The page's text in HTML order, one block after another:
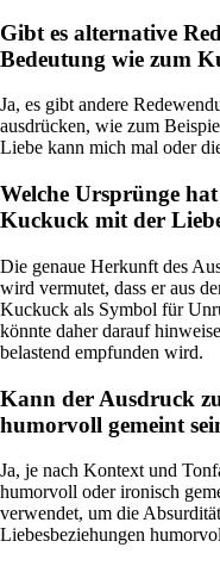
Gibt es alternative
Bedeutung wie zum
Ja, es gibt andere
ausdrücken, wie zum
Liebe kann mich mal oder
Welche Ursprünge
Kuckuck mit der
Die genaue Herkunft des
wird vermutet, dass er aus
Kuckuck als Symbol für
könnte daher darauf
belastend empfunden wird.
Kann der Ausdruck
humorvoll gemeint
Ja, je nach Kontext und
humorvoll oder ironisch
verwendet, um die
Liebesbeziehungen